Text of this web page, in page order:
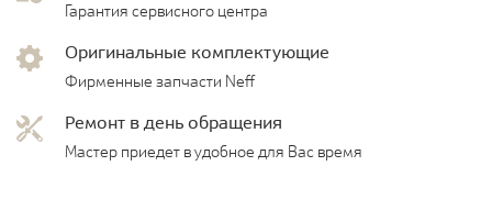
Гарантия сервисного центра
Оригинальные комплектующие
Фирменные запчасти Neff
Ремонт в день обращения
Мастер приедет в удобное для Вас время